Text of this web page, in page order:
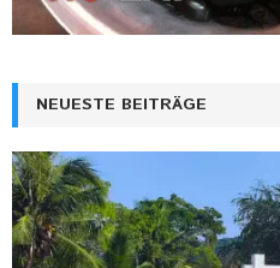
NEUESTE BEITRÄGE